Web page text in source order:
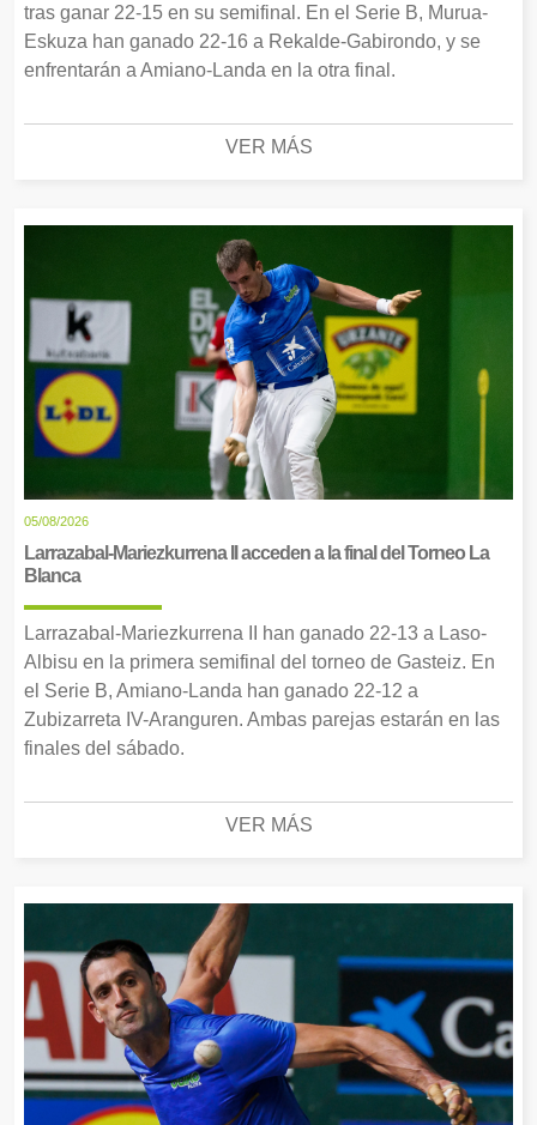
tras ganar 22-15 en su semifinal. En el Serie B, Murua-
Eskuza han ganado 22-16 a Rekalde-Gabirondo, y se
enfrentarán a Amiano-Landa en la otra final.
VER MÁS
05/08/2026
Larrazabal-Mariezkurrena II acceden a la final del Torneo La
Blanca
Larrazabal-Mariezkurrena II han ganado 22-13 a Laso-
Albisu en la primera semifinal del torneo de Gasteiz. En
el Serie B, Amiano-Landa han ganado 22-12 a
Zubizarreta IV-Aranguren. Ambas parejas estarán en las
finales del sábado.
VER MÁS